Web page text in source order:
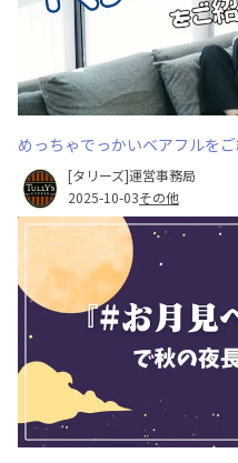
めっちゃでっかいベアフルをご
[タリーズ]運営事務局
2025-10-03その他